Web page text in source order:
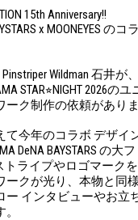
15th Anniversary!!
x MOONEYES の
Pinstriper Wildman 石井が
STAR⭐︎NIGHT 2026の
ーク制作の依頼があり
て今年のコラボ デザイ
DeNA BAYSTARS の大
トライプやロゴマーク
クが光り、本物と同様
ー インタビューやお立